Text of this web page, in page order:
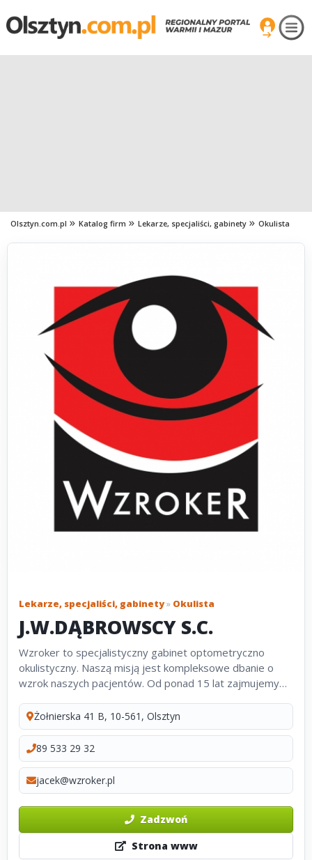
Olsztyn.com.pl Katalog firm Lekarze, specjaliści, gabinety Okulista
Lekarze, specjaliści, gabinety» Okulista
J.W.DĄBROWSCY S.C.
Wzroker to specjalistyczny gabinet optometryczno
okulistyczny. Naszą misją jest kompleksowe dbanie o
wzrok naszych pacjentów. Od ponad 15 lat zajmujemy
dziesiątkom tysięcy pacjentów w ich...
Żołnierska 41 B, 10-561, Olsztyn
89 533 29 32
jacek@wzroker.pl
Zadzwoń
Strona www